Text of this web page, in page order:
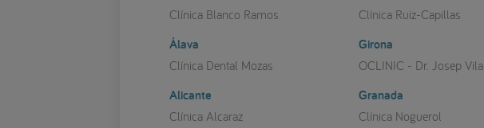
Clínica Blanco Ramos
Álava
Clínica Dental Mozas
Alicante
Clínica Alcaraz
Clínica Ruiz-Capillas
Girona
OCLINIC - Dr. Josep Vila
Granada
Clínica Noguerol